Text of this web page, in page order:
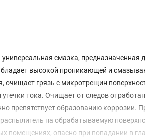
универсальная смазка, предназначенная
высокой проникающей и
очищает грязь с микротрещин
тока. Очищает от следов
препятствует образованию коррозии.
на обрабатываемую
опасно при попадании в